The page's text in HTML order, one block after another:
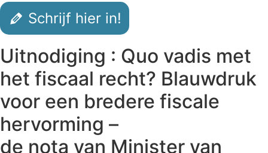
Schrijf hier in!
Uitnodiging : Quo vadis met
het fiscaal recht? Blauwdruk
voor een bredere fiscale
hervorming –
de nota van Minister van